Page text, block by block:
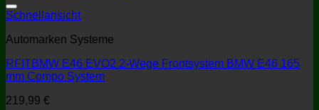
Schnellansicht
Automarken Systeme
RFITBMW E46 EVO2 2-Wege Frontsystem BMW E46 165
mm Compo System
219,99 €